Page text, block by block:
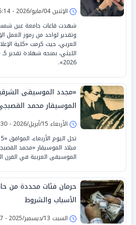
الإثنين 04/مايو/2026 - 05:14 م
شهدت قاعات جامعة عين
وتقدير لواحد من رموز العمل
العربي، حيث كرمت «كلية
الليثي، بمنحه شهادة تقدير
2026».
«مجدد الموسيقى
الموسيقار محمد
الأربعاء 15/أبريل/2026 - 12:30 ص
ميلاد الموسيقار «محمد
الموسيقى العربية في القرن
الأسباب والشروط
السبت 13/ديسمبر/2025 - 06:57 م